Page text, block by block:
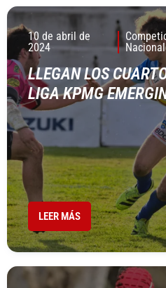
10 de abril de
2024
LLEGAN LOS
LIGA KPMG
LEER MÁS